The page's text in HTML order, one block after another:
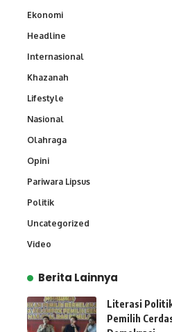
Ekonomi
Headline
Internasional
Khazanah
Lifestyle
Nasional
Olahraga
Opini
Pariwara Lipsus
Politik
Uncategorized
Video
Berita Lainnya
Literasi Politik
Pemilih